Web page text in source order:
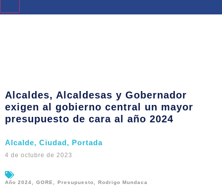
Alcaldes, Alcaldesas y Gobernador
exigen al gobierno central un mayor
presupuesto de cara al año 2024
Alcalde, Ciudad, Portada
4 de octubre de 2023
Año 2024, GORE, Presupuesto, Rodrigo Mundaca